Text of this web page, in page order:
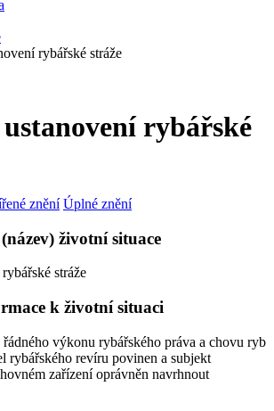
rybářské stráže
rybářské
znění Úplné znění
životní situace
stráže
k životní situaci
výkonu rybářského práva a chovu ryb
rybářského revíru povinen a subjekt
zařízení oprávněn navrhnout